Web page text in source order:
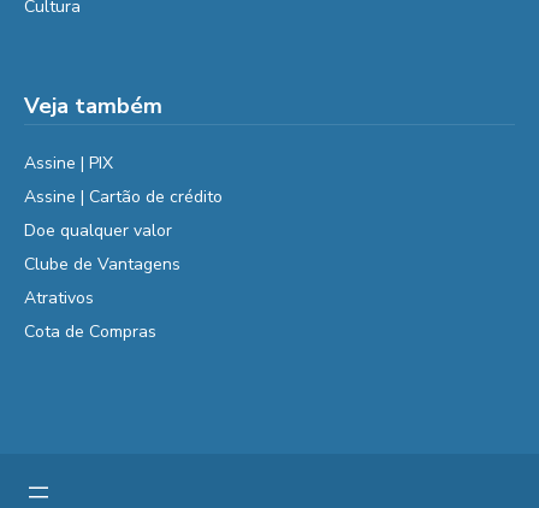
Cultura
Veja também
Assine | PIX
Assine | Cartão de crédito
Doe qualquer valor
Clube de Vantagens
Atrativos
Cota de Compras